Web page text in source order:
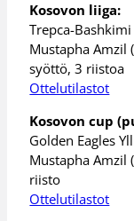
Kosovon liiga:
Trepca-
Mustapha Amzil
syöttö, 3 riistoa
Ottelutilastot
Kosovon cup
Golden Eagles
Mustapha Amzil
riisto
Ottelutilastot